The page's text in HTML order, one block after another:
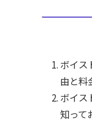
ボイス
由と料
ボイス
知って